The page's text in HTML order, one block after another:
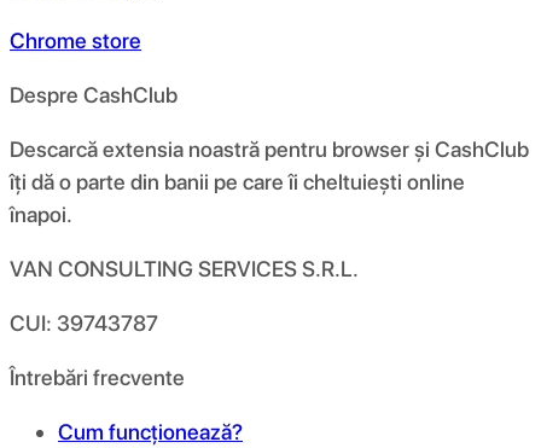
Chrome store
Despre CashClub
Descarcă extensia noastră pentru browser și CashClub
îți dă o parte din banii pe care îi cheltuiești online
înapoi.
VAN CONSULTING SERVICES S.R.L.
CUI: 39743787
Întrebări frecvente
Cum funcționează?